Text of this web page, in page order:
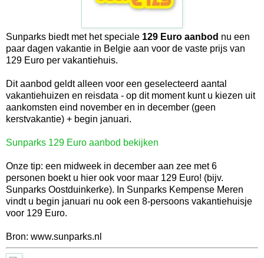
Sunparks biedt met het speciale 129 Euro aanbod nu een
paar dagen vakantie in Belgie aan voor de vaste prijs van
129 Euro per vakantiehuis.
Dit aanbod geldt alleen voor een geselecteerd aantal
vakantiehuizen en reisdata - op dit moment kunt u kiezen uit
aankomsten eind november en in december (geen
kerstvakantie) + begin januari.
Sunparks 129 Euro aanbod bekijken
Onze tip: een midweek in december aan zee met 6
personen boekt u hier ook voor maar 129 Euro! (bijv.
Sunparks Oostduinkerke). In Sunparks Kempense Meren
vindt u begin januari nu ook een 8-persoons vakantiehuisje
voor 129 Euro.
Bron: www.sunparks.nl